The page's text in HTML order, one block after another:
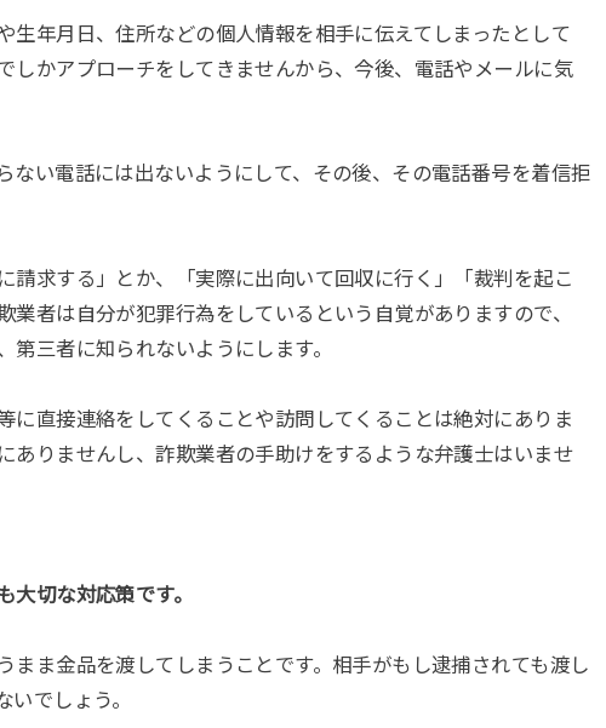
生年月日、住所などの個人情報を相手に伝えてしまったとして
しかアプローチをしてきませんから、今後、電話やメールに気
ない電話には出ないようにして、その後、その電話番号を着信拒
請求する」とか、「実際に出向いて回収に行く」「裁判を起こ
業者は自分が犯罪行為をしているという自覚がありますので、
三者に知られないようにします。
に直接連絡をしてくることや訪問してくることは絶対にありま
ありませんし、詐欺業者の手助けをするような弁護士はいませ
切な対応策です。
まま金品を渡してしまうことです。相手がもし逮捕されても渡し
でしょう。